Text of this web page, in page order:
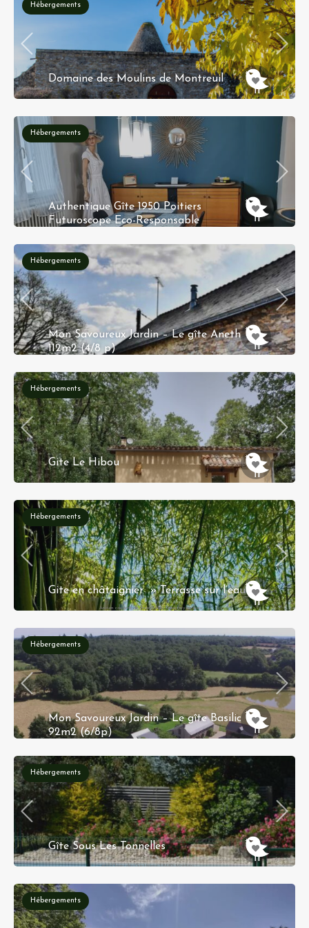
Hébergements
Domaine des Moulins de Montreuil
de la Loire, France métropolitaine, 49260, France
Hébergements
Authentique Gîte 1950 Poitiers
Futuroscope Eco-Responsable
Hébergements
Mon Savoureux Jardin – Le gîte Aneth –
112m2 (4/8 p)
Hébergements
Gite Le Hibou
Aquitanië, Metropolitaans Frankrijk, 47150,
Frankrijk
Réservation instantanée
Hébergements
Gite en châtaignier » Terrasse sur l’eau »
Ancien couvent de Faye 58160 Sauvigny les bois
Hébergements
Mon Savoureux Jardin – Le gîte Basilic –
92m2 (6/8p)
Hébergements
Gîte Sous Les Tonnelles
400 Chem. des Guettières, 38440 Moidieu-
Hébergements